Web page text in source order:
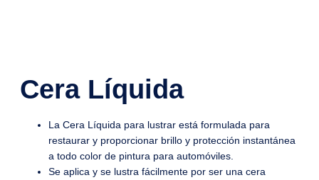
Cera Líquida
La Cera Líquida para lustrar está formulada para
restaurar y proporcionar brillo y protección instantánea
a todo color de pintura para automóviles.
Se aplica y se lustra fácilmente por ser una cera